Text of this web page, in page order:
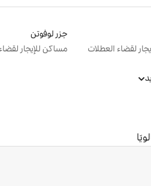
لقضاء العطلات
جزر لوفوتن
مساكن للإيجار